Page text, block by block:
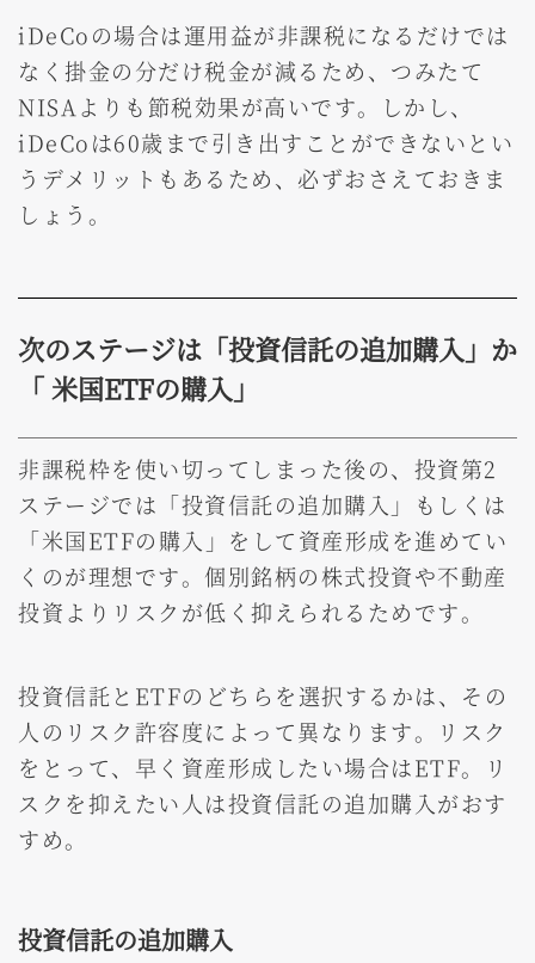
iDeCoの場合は運用益が非課税になるだけでは
なく掛金の分だけ税金が減るため、つみたて
NISAよりも節税効果が高いです。しかし、
iDeCoは60歳まで引き出すことができないとい
うデメリットもあるため、必ずおさえておきま
しょう。
次のステージは「投資信託の追加購入」か
「 米国ETFの購入」
非課税枠を使い切ってしまった後の、投資第2
ステージでは「投資信託の追加購入」もしくは
「米国ETFの購入」をして資産形成を進めてい
くのが理想です。個別銘柄の株式投資や不動産
投資よりリスクが低く抑えられるためです。
投資信託とETFのどちらを選択するかは、その
人のリスク許容度によって異なります。リスク
をとって、早く資産形成したい場合はETF。リ
スクを抑えたい人は投資信託の追加購入がおす
すめ。
投資信託の追加購入